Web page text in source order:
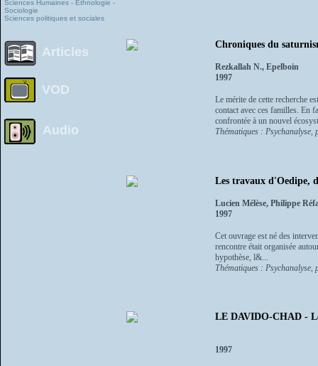
Sciences Humaines - Ethnologie -
Sociologie
Sciences politiques et sociales
Articles
VOD
Audio
Chroniques du
Rezkallah N., Epelboin
1997
Le mérite de cette recherche
contact avec ces familles. En
confrontée à un nouvel
Thématiques : Psychanalyse,
Les travaux d'Oedipe,
Lucien Mélèse, Philippe
1997
Cet ouvrage est né des
rencontre était organisée
hypothèse, l&...
Thématiques : Psychanalyse,
LE DAVIDO-CHAD -
1997